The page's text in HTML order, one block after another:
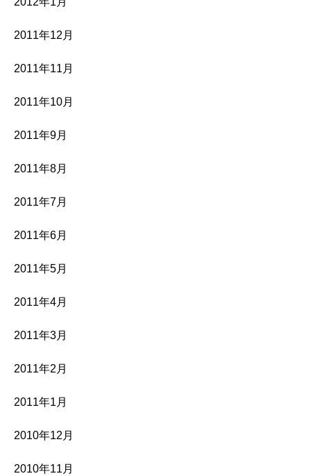
2011年12月
2011年11月
2011年10月
2011年9月
2011年8月
2011年7月
2011年6月
2011年5月
2011年4月
2011年3月
2011年2月
2011年1月
2010年12月
2010年11月